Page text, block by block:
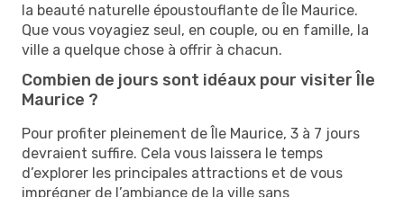
la beauté naturelle époustouflante de Île Maurice.
Que vous voyagiez seul, en couple, ou en famille, la
ville a quelque chose à offrir à chacun.
Combien de jours sont idéaux pour visiter Île
Maurice ?
Pour profiter pleinement de Île Maurice, 3 à 7 jours
devraient suffire. Cela vous laissera le temps
d’explorer les principales attractions et de vous
imprégner de l’ambiance de la ville sans